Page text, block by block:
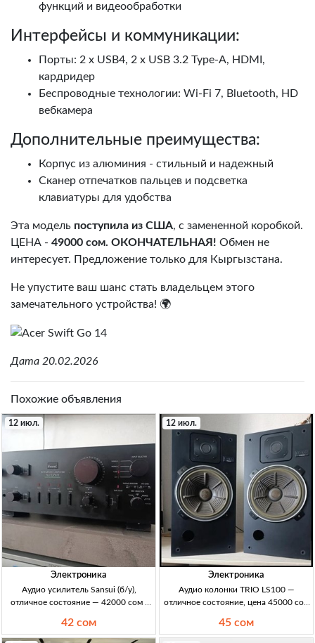
функций и видеообработки
Интерфейсы и коммуникации:
Порты: 2 x USB4, 2 x USB 3.2 Type-A, HDMI,
кардридер
Беспроводные технологии: Wi-Fi 7, Bluetooth, HD
вебкамера
Дополнительные преимущества:
Корпус из алюминия - стильный и надежный
Сканер отпечатков пальцев и подсветка
клавиатуры для удобства
Эта модель поступила из США, с замененной коробкой.
ЦЕНА - 49000 сом. ОКОНЧАТЕЛЬНАЯ! Обмен не
интересует. Предложение только для Кыргызстана.
Не упустите ваш шанс стать владельцем этого
замечательного устройства! 🌍
Дата 20.02.2026
Похожие объявления
12 июл.
Электроника
Аудио усилитель Sansui (б/у),
отличное состояние — 42000 сом |
Sansui, б/у, отличное состояние, для
усиления звука
42 сом
12 июл.
Электроника
Аудио колонки TRIO LS100 —
отличное состояние, цена 45000 сом
TRIO LS100, б/у, сост. отличн.
Домашнее аудио.
45 сом